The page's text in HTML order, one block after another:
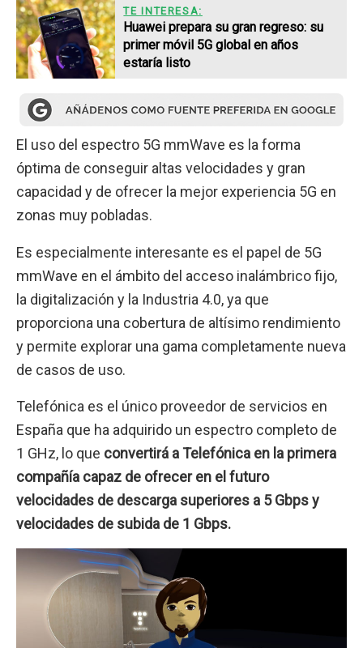
TE INTERESA:
Huawei prepara su gran regreso: su
primer móvil 5G global en años
estaría listo
El uso del espectro 5G mmWave es la forma
óptima de conseguir altas velocidades y gran
capacidad y de ofrecer la mejor experiencia 5G en
zonas muy pobladas.
Es especialmente interesante es el papel de 5G
mmWave en el ámbito del acceso inalámbrico fijo,
la digitalización y la Industria 4.0, ya que
proporciona una cobertura de altísimo rendimiento
y permite explorar una gama completamente nueva
de casos de uso.
Telefónica es el único proveedor de servicios en
España que ha adquirido un espectro completo de
1 GHz, lo que convertirá a Telefónica en la primera
compañía capaz de ofrecer en el futuro
velocidades de descarga superiores a 5 Gbps y
velocidades de subida de 1 Gbps.